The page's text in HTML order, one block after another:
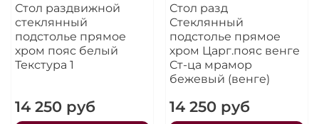
Стол раздвижной
стеклянный
подстолье прямое
хром пояс белый
Текстура 1
14 250 руб
Стол разд
Стеклянный
подстолье прямое
хром Царг.пояс венге
Ст-ца мрамор
бежевый (венге)
14 250 руб